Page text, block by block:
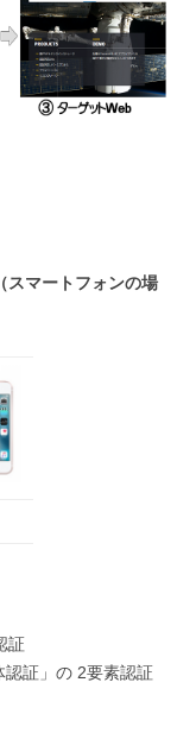
スマートフォンの場
証
認証」の 2要素認証